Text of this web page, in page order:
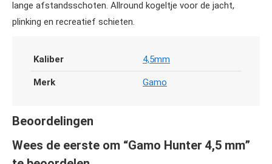
lange afstandsschoten. Allround kogeltje voor de jacht,
plinking en recreatief schieten.
Kaliber 4,5mm
Merk Gamo
Beoordelingen
Wees de eerste om “Gamo Hunter 4,5 mm”